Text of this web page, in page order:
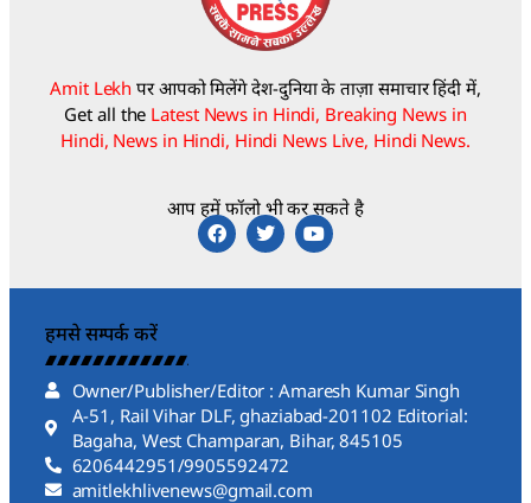
Amit Lekh पर आपको मिलेंगे देश-दुनिया के ताज़ा समाचार हिंदी में,
Get all the Latest News in Hindi, Breaking News in
Hindi, News in Hindi, Hindi News Live, Hindi News.
आप हमें फॉलो भी कर सकते है
हमसे सम्पर्क करें
Owner/Publisher/Editor : Amaresh Kumar Singh
A-51, Rail Vihar DLF, ghaziabad-201102 Editorial:
Bagaha, West Champaran, Bihar, 845105
6206442951/9905592472
amitlekhlivenews@gmail.com